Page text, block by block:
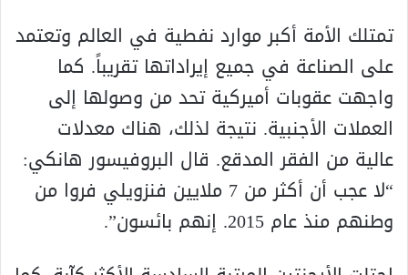
تمتلك الأمة أكبر موارد نفطية في العالم وتعتمد
على الصناعة في جميع إيراداتها تقريباً. كما
واجهت عقوبات أميركية تحد من وصولها إلى
العملات الأجنبية. نتيجة لذلك، هناك معدلات
عالية من الفقر المدقع. قال البروفيسور هانكي:
“لا عجب أن أكثر من 7 ملايين فنزويلي فروا من
وطنهم منذ عام 2015. إنهم بائسون”.